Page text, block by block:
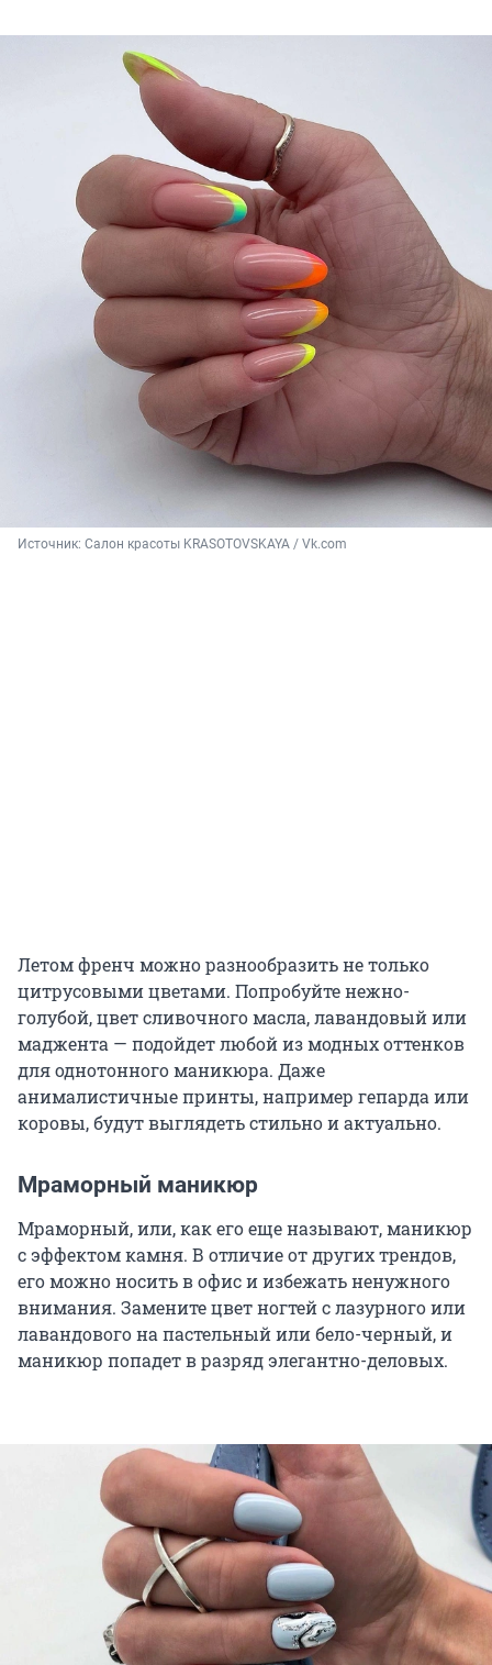
Источник: Салон красоты KRASOTOVSKAYA / Vk.com
Летом френч можно разнообразить не только
цитрусовыми цветами. Попробуйте нежно-
голубой, цвет сливочного масла, лавандовый или
маджента — подойдет любой из модных оттенков
для однотонного маникюра. Даже
анималистичные принты, например гепарда или
коровы, будут выглядеть стильно и актуально.
Мраморный маникюр
Мраморный, или, как его еще называют, маникюр
с эффектом камня. В отличие от других трендов,
его можно носить в офис и избежать ненужного
внимания. Замените цвет ногтей с лазурного или
лавандового на пастельный или бело-черный, и
маникюр попадет в разряд элегантно-деловых.